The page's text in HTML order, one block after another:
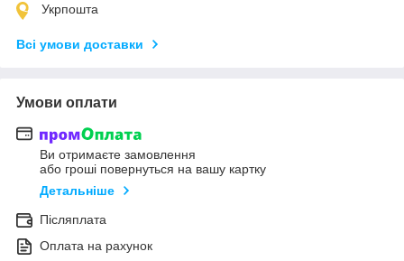
Укрпошта
Всі умови доставки
Умови оплати
Ви отримаєте замовлення
або гроші повернуться на вашу картку
Детальніше
Післяплата
Оплата на рахунок